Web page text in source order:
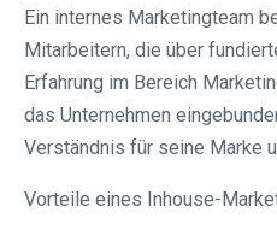
Ein internes Marketingteam
Mitarbeitern, die über
Erfahrung im Bereich
das Unternehmen
Verständnis für seine Marke
Vorteile eines Inhouse-